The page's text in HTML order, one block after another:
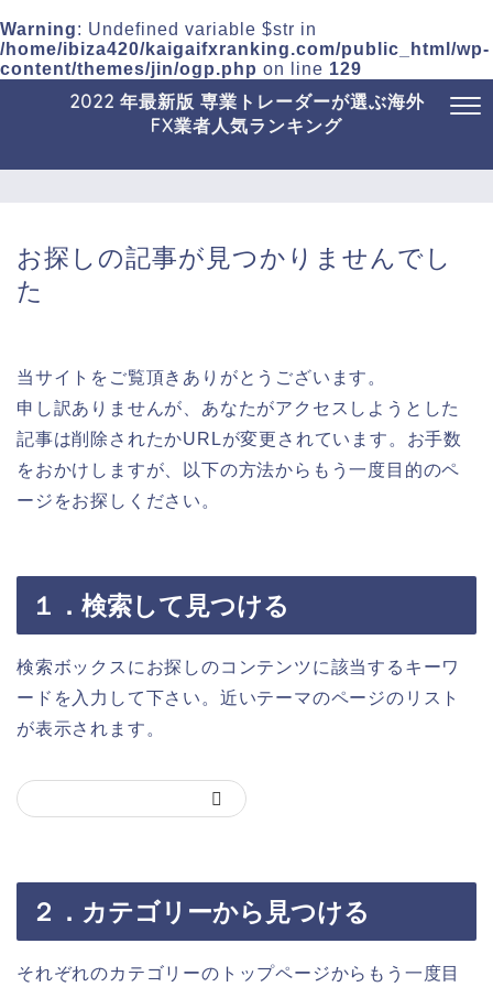
Warning: Undefined variable $str in
/home/ibiza420/kaigaifxranking.com/public_html/wp-
content/themes/jin/ogp.php on line 129
2022 年最新版 専業トレーダーが選ぶ海外
FX業者人気ランキング
お探しの記事が見つかりませんでし
た
当サイトをご覧頂きありがとうございます。
申し訳ありませんが、あなたがアクセスしようとした
記事は削除されたかURLが変更されています。お手数
をおかけしますが、以下の方法からもう一度目的のペ
ージをお探しください。
１．検索して見つける
検索ボックスにお探しのコンテンツに該当するキーワ
ードを入力して下さい。近いテーマのページのリスト
が表示されます。
２．カテゴリーから見つける
それぞれのカテゴリーのトップページからもう一度目